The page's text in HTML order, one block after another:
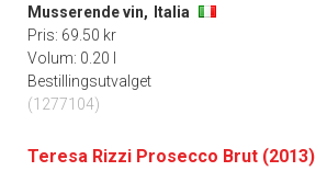
Musserende vin,
Italia
Pris: 69.50 kr
Volum: 0.20 l
Bestillingsutvalget
(1277104)
Teresa Rizzi Prosecco Brut (2013)